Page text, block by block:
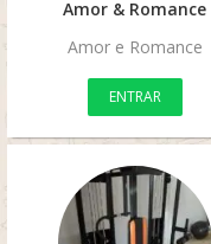
Amor & Romance
Amor e Romance
ENTRAR